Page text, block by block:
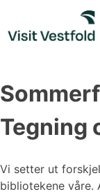
content
Tegning
Vi setter ut
bibliotekene våre.